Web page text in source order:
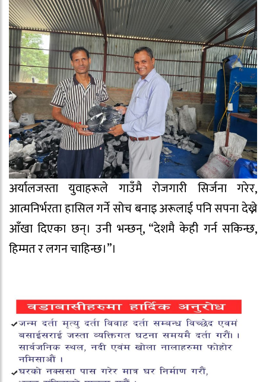
अर्यालजस्ता युवाहरूले गाउँमै रोजगारी सिर्जना गरेर,
आत्मनिर्भरता हासिल गर्ने सोच बनाइ अरूलाई पनि सपना देख्ने
आँखा दिएका छन्। उनी भन्छन्, “देशमै केही गर्न सकिन्छ,
हिम्मत र लगन चाहिन्छ।”।